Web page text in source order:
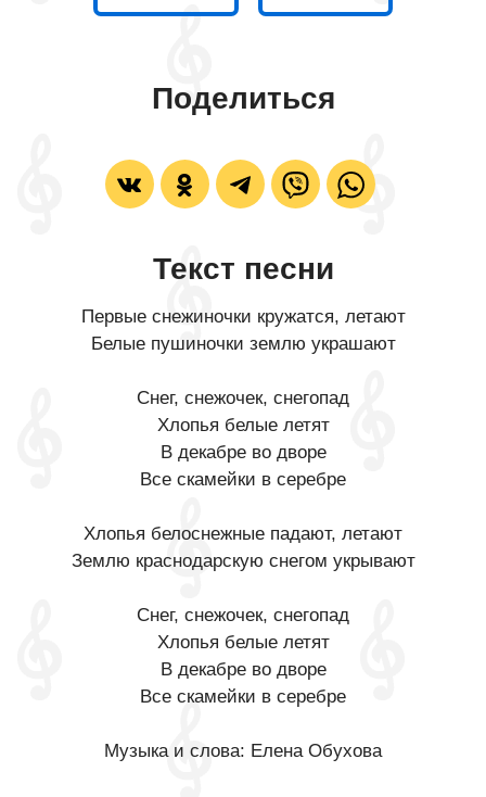
Поделиться
Текст песни
Первые снежиночки кружатся, летают
Белые пушиночки землю украшают
Снег, снежочек, снегопад
Хлопья белые летят
В декабре во дворе
Все скамейки в серебре
Хлопья белоснежные падают, летают
Землю краснодарскую снегом укрывают
Снег, снежочек, снегопад
Хлопья белые летят
В декабре во дворе
Все скамейки в серебре
Музыка и слова: Елена Обухова